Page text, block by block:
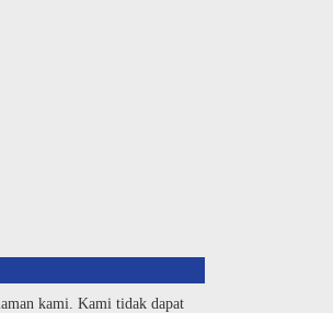
kami. Kami tidak dapat